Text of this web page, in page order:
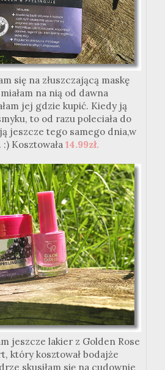
się na złuszczającą maskę
na nią od dawna
jej gdzie kupić. Kiedy ją
to od razu poleciała do
jeszcze tego samego dnia,w
Kosztowała 14.99zł.
jeszcze lakier z Golden Rose
który kosztował bodajże
skusiłam się na cudownie